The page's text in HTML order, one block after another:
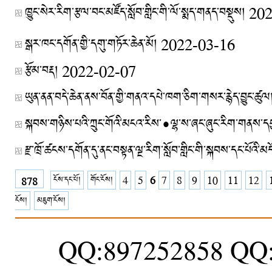
ཁྱུང་སེར་རིག་རྩལ་བང་མཛོད་སློབ་གླིང་གི་ལོ་སྨད་གནད་བསྡུས།
སྒར་ཁང་དགོན་གྱི་དགུ་གཏོར་ཆེན་མོ། 2022-03-16
རྩོམ་བརྡ། 2022-02-07
878 ངོས་དང་པོ། གོང་ངོས། 4 5 6 7 8 9 10 11 12
ངོས།
མཇུག་ངོས།
QQ:897252858